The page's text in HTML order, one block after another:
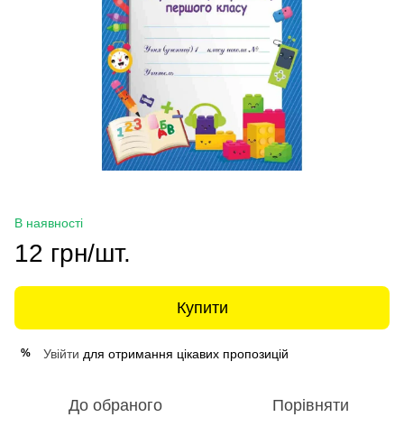
В наявності
12 грн/шт.
Купити
% Увійти для отримання цікавих пропозицій
До обраного Порівняти